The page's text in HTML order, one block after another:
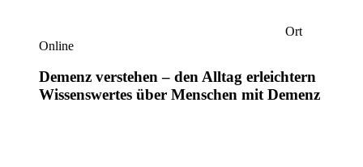
Ort
Online
Demenz verstehen – den Alltag erleichtern
Wissenswertes über Menschen mit Demenz